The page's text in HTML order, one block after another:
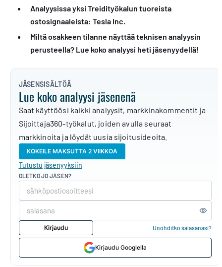
Analyysissa yksi Treidityökalun tuoreista
ostosignaaleista: Tesla Inc.
Miltä osakkeen tilanne näyttää teknisen analyysin
perusteella? Lue koko analyysi heti jäsenyydellä!
JÄSENSISÄLTÖÄ
Lue koko analyysi jäsenenä
Saat käyttöösi kaikki analyysit, markkinakommentit ja
Sijoittaja360-työkalut, joiden avulla seuraat
markkinoita ja löydät uusia sijoitusideoita.
KOKEILE MAKSUTTA 2 VIIKKOA
Tutustu jäsenyyksiin
OLETKO JO JÄSEN?
Kirjaudu Unohditko salasanasi?
Kirjaudu Googlella